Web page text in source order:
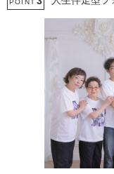
POINT